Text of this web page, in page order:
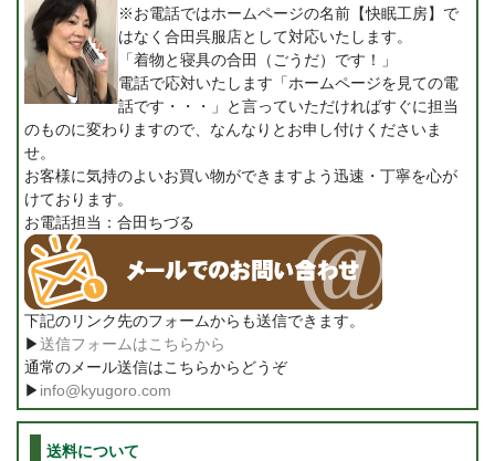
※お電話ではホームページの名前【快眠工房】で
はなく合田呉服店として対応いたします。
「着物と寝具の合田（ごうだ）です！」
電話で応対いたします「ホームページを見ての電
話です・・・」と言っていただければすぐに担当
のものに変わりますので、なんなりとお申し付けくださいま
せ。
お客様に気持のよいお買い物ができますよう迅速・丁寧を心が
けております。
お電話担当：合田ちづる
下記のリンク先のフォームからも送信できます。
▶送信フォームはこちらから
通常のメール送信はこちらからどうぞ
▶ info@kyugoro.com
送料について